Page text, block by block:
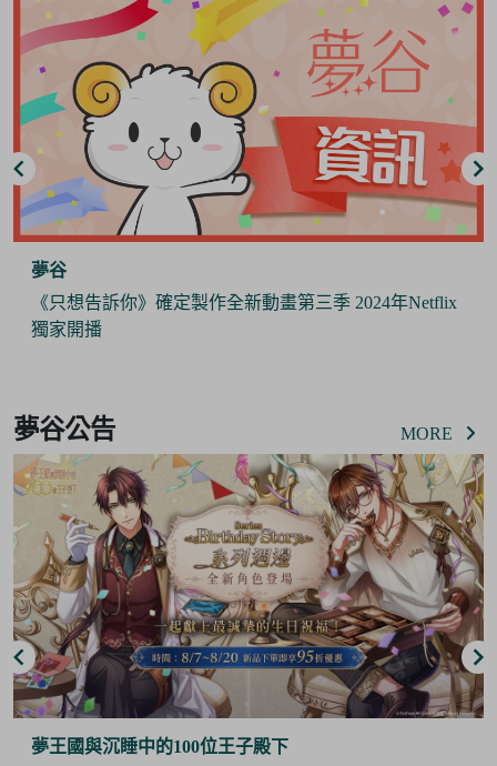
夢谷
《Pokémon Sleep》 x 日本睡衣品牌『GELATO PIQUE』
攜手推出合作商品 與寶可夢們一起作美夢
of
6
夢谷公告 MORE
夢谷